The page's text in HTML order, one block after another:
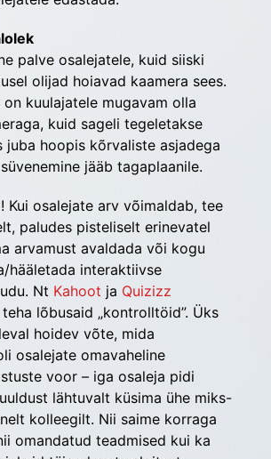
palve osalejatele, kuid siiski
olijad hoiavad kaamera sees.
kuulajatele mugavam olla
kuid sageli tegeletakse
juba hoopis kõrvaliste asjadega
jääb tagaplaanile.
Kui osalejate arv võimaldab, tee
paludes pisteliselt erinevatel
arvamust avaldada või kogu
hääletada interaktiivse
Nt Kahoot ja Quizizz
lõbusaid „kontrolltöid”. Üks
hoidev võte, mida
osalejate omavaheline
voor – iga osaleja pidi
lähtuvalt küsima ühe miks-
kolleegilt. Nii saime korraga
omandatud teadmised kui ka